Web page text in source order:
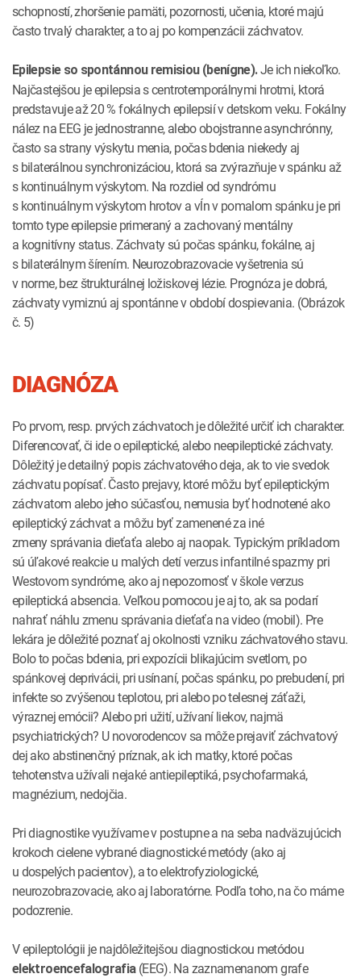
schopností, zhoršenie pamäti, pozornosti, učenia, ktoré majú
často trvalý charakter, a to aj po kompenzácii záchvatov.
Epilepsie so spontánnou remisiou (benígne).Je ich niekoľko.
Najčastejšou je epilepsia s centrotemporálnymi hrotmi, ktorá
predstavuje až 20 % fokálnych epilepsií v detskom veku. Fokálny
nález na EEG je jednostranne, alebo obojstranne asynchrónny,
často sa strany výskytu menia, počas bdenia niekedy aj
s bilaterálnou synchronizáciou, ktorá sa zvýrazňuje v spánku až
s kontinuálnym výskytom. Na rozdiel od syndrómu
s kontinuálnym výskytom hrotov a vĺn v pomalom spánku je pri
tomto type epilepsie primeraný a zachovaný mentálny
a kognitívny status. Záchvaty sú počas spánku, fokálne, aj
s bilaterálnym šírením. Neurozobrazovacie vyšetrenia sú
v norme, bez štrukturálnej ložiskovej lézie. Prognóza je dobrá,
záchvaty vymiznú aj spontánne v období dospievania. (Obrázok
č. 5)
DIAGNÓZA
Po prvom, resp. prvých záchvatoch je dôležité určiť ich charakter.
Diferencovať, či ide o epileptické, alebo neepileptické záchvaty.
Dôležitý je detailný popis záchvatového deja, ak to vie svedok
záchvatu popísať. Často prejavy, ktoré môžu byť epileptickým
záchvatom alebo jeho súčasťou, nemusia byť hodnotené ako
epileptický záchvat a môžu byť zamenené za iné
zmeny správania dieťaťa alebo aj naopak. Typickým príkladom
sú úľakové reakcie u malých detí verzus infantilné spazmy pri
Westovom syndróme, ako aj nepozornosť v škole verzus
epileptická absencia. Veľkou pomocou je aj to, ak sa podarí
nahrať náhlu zmenu správania dieťaťa na video (mobil). Pre
lekára je dôležité poznať aj okolnosti vzniku záchvatového stavu.
Bolo to počas bdenia, pri expozícii blikajúcim svetlom, po
spánkovej deprivácii, pri usínaní, počas spánku, po prebudení, pri
infekte so zvýšenou teplotou, pri alebo po telesnej záťaži,
výraznej emócii? Alebo pri užití, užívaní liekov, najmä
psychiatrických? U novorodencov sa môže prejaviť záchvatový
dej ako abstinenčný príznak, ak ich matky, ktoré počas
tehotenstva užívali nejaké antiepileptiká, psychofarmaká,
magnézium, nedojčia.
Pri diagnostike využívame v postupne a na seba nadväzujúcich
krokoch cielene vybrané diagnostické metódy (ako aj
u dospelých pacientov), a to elektrofyziologické,
neurozobrazovacie, ako aj laboratórne. Podľa toho, na čo máme
podozrenie.
V epileptológii je najdôležitejšou diagnostickou metódou
elektroencefalografia(EEG). Na zaznamenanom grafe